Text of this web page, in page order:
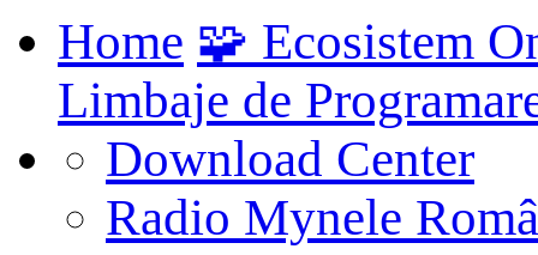
Home 🧩 Ecosistem
Limbaje de
Download Center
Radio Mynele